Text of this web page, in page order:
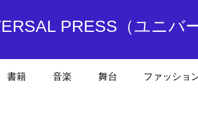
PRESS（ユニバ
書籍 音楽 舞台 ファッショ